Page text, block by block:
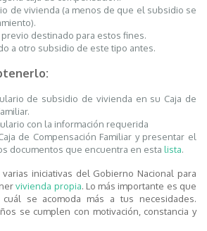
de vivienda (a menos de que el subsidio se
destinado para estos fines.
a otro subsidio de este tipo antes.
de subsidio de vivienda en su Caja de
con la información requerida
de Compensación Familiar y presentar el
documentos que encuentra en esta lista.
iniciativas del Gobierno Nacional para
vivienda propia. Lo más importante es que
se acomoda más a tus necesidades.
se cumplen con motivación, constancia y